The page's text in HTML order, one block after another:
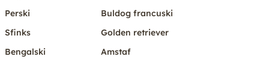
Perski
Sfinks
Bengalski
Buldog francuski
Golden retriever
Amstaf